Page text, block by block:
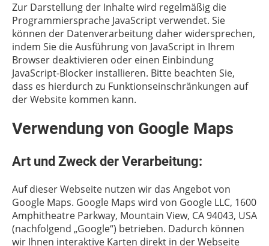
Zur Darstellung der Inhalte wird regelmäßig die
Programmiersprache JavaScript verwendet. Sie
können der Datenverarbeitung daher widersprechen,
indem Sie die Ausführung von JavaScript in Ihrem
Browser deaktivieren oder einen Einbindung
JavaScript-Blocker installieren. Bitte beachten Sie,
dass es hierdurch zu Funktionseinschränkungen auf
der Website kommen kann.
Verwendung von Google Maps
Art und Zweck der Verarbeitung:
Auf dieser Webseite nutzen wir das Angebot von
Google Maps. Google Maps wird von Google LLC, 1600
Amphitheatre Parkway, Mountain View, CA 94043, USA
(nachfolgend „Google“) betrieben. Dadurch können
wir Ihnen interaktive Karten direkt in der Webseite